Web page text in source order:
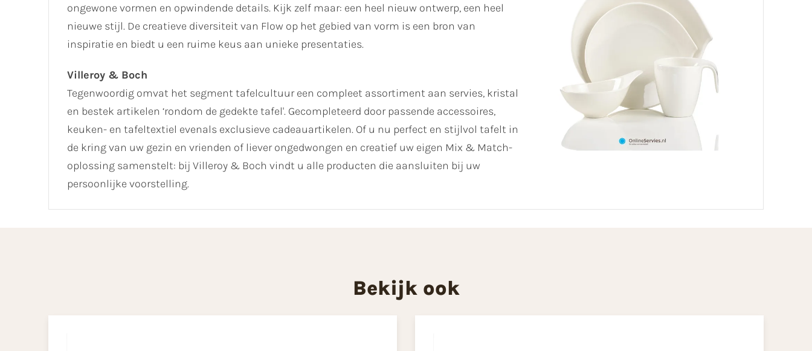
ongewone vormen en opwindende details. Kijk zelf maar: een heel nieuw ontwerp, een heel
nieuwe stijl. De creatieve diversiteit van Flow op het gebied van vorm is een bron van
inspiratie en biedt u een ruime keus aan unieke presentaties.
Villeroy & Boch
Tegenwoordig omvat het segment tafelcultuur een compleet assortiment aan servies, kristal
en bestek artikelen ‘rondom de gedekte tafel'. Gecompleteerd door passende accessoires,
keuken- en tafeltextiel evenals exclusieve cadeauartikelen. Of u nu perfect en stijlvol tafelt in
de kring van uw gezin en vrienden of liever ongedwongen en creatief uw eigen Mix & Match-
oplossing samenstelt: bij Villeroy & Boch vindt u alle producten die aansluiten bij uw
persoonlijke voorstelling.
Bekijk ook